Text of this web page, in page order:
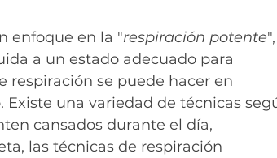
enfoque en la "respiración potente
a un estado adecuado para
respiración se puede hacer en
una variedad de técnicas
cansados durante el día,
las técnicas de respiración